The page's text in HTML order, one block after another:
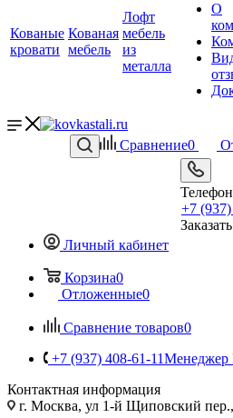
Кованые
кровати
Кованая
мебель
Лофт
мебель
из
металла
О
Сравнение0
+7 (937)
Личный кабинет
Корзина0
Отложенные0
Сравнение товаров0
+7 (937) 408-61-11Менеджер
Контактная информация
г. Москва, ул 1-й Щиповский